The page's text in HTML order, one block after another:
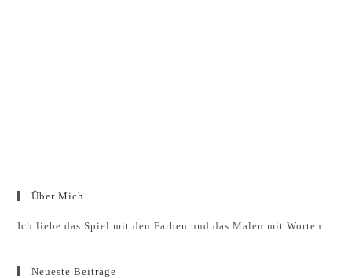
Über Mich
Ich liebe das Spiel mit den Farben und das Malen mit Worten
Neueste Beiträge